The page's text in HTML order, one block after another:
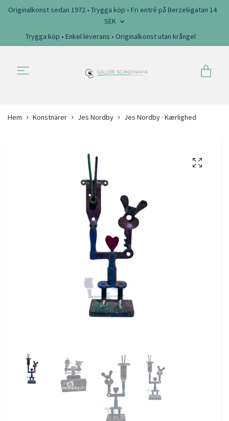
Originalkonst sedan 1972 • Trygga köp • Fri entré på Berzeliigatan 14
SEK
Trygga köp • Enkel leverans • Originalkonst utan krångel
Hem Konstnärer Jes Nordby Jes Nordby · Kærlighed